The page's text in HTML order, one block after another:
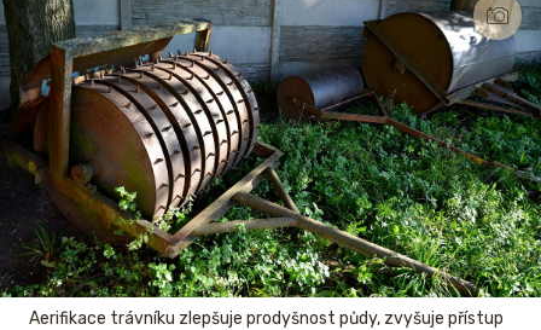
Aerifikace trávníku zlepšuje prodyšnost půdy, zvyšuje přístup